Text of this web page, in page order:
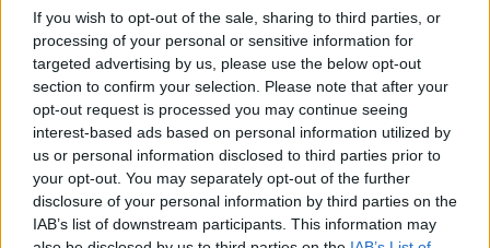
If you wish to opt-out of the sale, sharing to third parties, or
processing of your personal or sensitive information for
targeted advertising by us, please use the below opt-out
section to confirm your selection. Please note that after your
opt-out request is processed you may continue seeing
interest-based ads based on personal information utilized by
us or personal information disclosed to third parties prior to
your opt-out. You may separately opt-out of the further
disclosure of your personal information by third parties on the
IAB’s list of downstream participants. This information may
Durva vámokat vetett ki az orosz olajra